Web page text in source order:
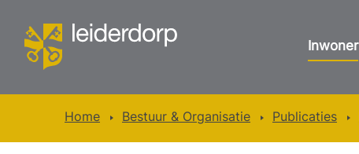
Inwoner
Home Bestuur & Organisatie Publicaties